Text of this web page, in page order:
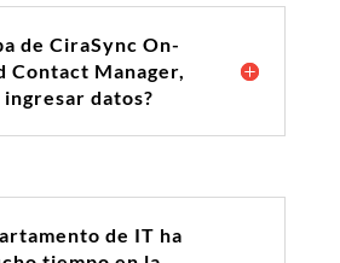
de CiraSync On-
Contact Manager,
datos?
de IT ha